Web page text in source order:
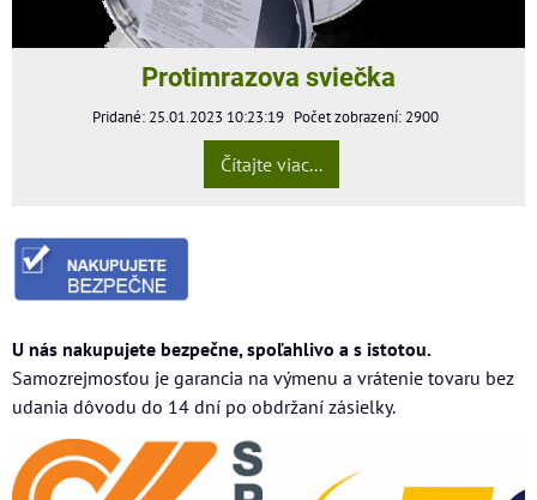
Protimrazova sviečka
Pridané: 25.01.2023 10:23:19 Počet zobrazení: 2900
Čítajte viac...
U nás nakupujete bezpečne, spoľahlivo a s istotou.
Samozrejmosťou je garancia na výmenu a vrátenie tovaru bez
udania dôvodu do 14 dní po obdržaní zásielky.